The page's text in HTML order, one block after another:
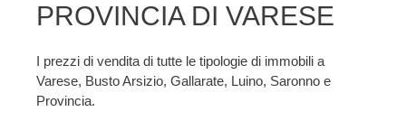
PROVINCIA DI VARESE
I prezzi di vendita di tutte le tipologie di immobili a
Varese, Busto Arsizio, Gallarate, Luino, Saronno e
Provincia.